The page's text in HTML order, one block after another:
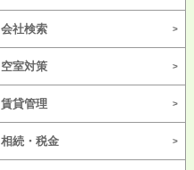
会社検索
空室対策
賃貸管理
相続・税金